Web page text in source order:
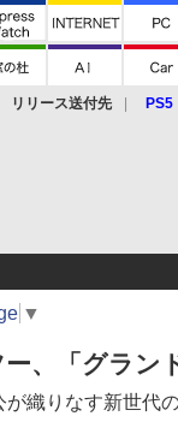
リリース送付先
PS5
▼
、「グラン
が織りなす新世代